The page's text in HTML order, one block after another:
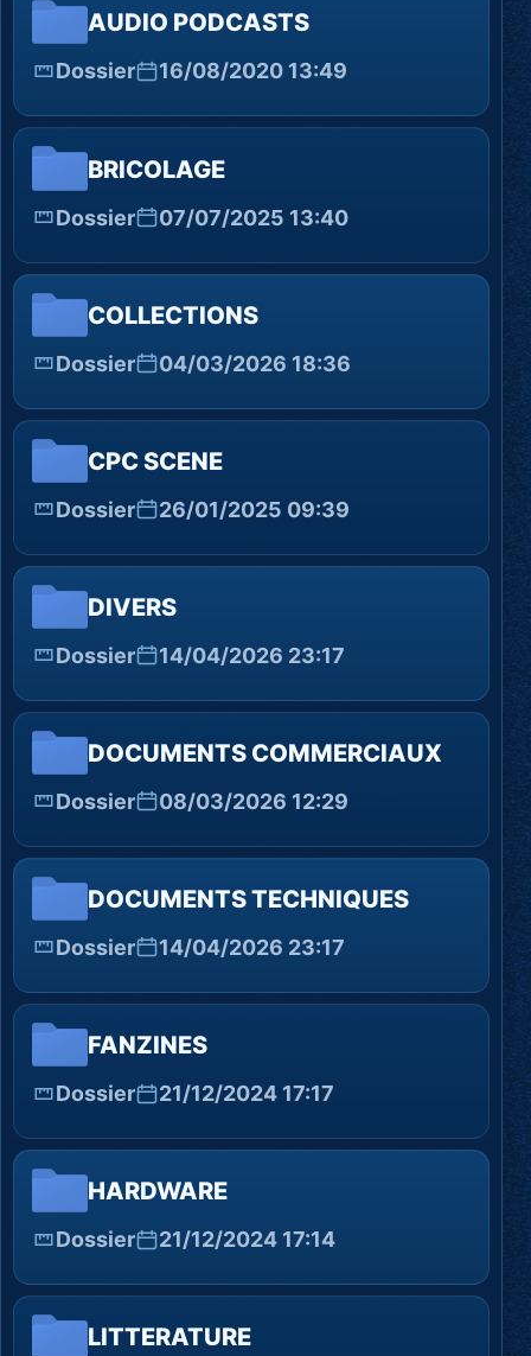
AUDIO PODCASTS
Dossier 16/08/2020 13:49
BRICOLAGE
Dossier 07/07/2025 13:40
COLLECTIONS
Dossier 04/03/2026 18:36
CPC SCENE
Dossier 26/01/2025 09:39
DIVERS
Dossier 14/04/2026 23:17
DOCUMENTS COMMERCIAUX
Dossier 08/03/2026 12:29
DOCUMENTS TECHNIQUES
Dossier 14/04/2026 23:17
FANZINES
Dossier 21/12/2024 17:17
HARDWARE
Dossier 21/12/2024 17:14
LITTERATURE